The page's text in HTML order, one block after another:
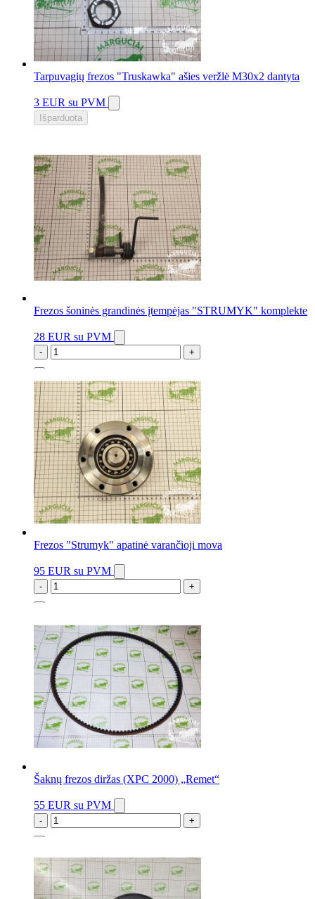
Tarpuvagių frezos "Truskawka" ašies veržlė M30x2 dantyta
3 EUR su PVM
Išparduota
Frezos šoninės grandinės įtempėjas "STRUMYK" komplekte
28 EUR su PVM
- +
6 vnt.
Frezos "Strumyk" apatinė varančioji mova
95 EUR su PVM
- +
Šaknų frezos diržas (XPC 2000) „Remet“
55 EUR su PVM
- +